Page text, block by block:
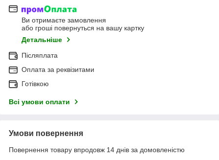
Ви отримаєте замовлення
або гроші повернуться на вашу картку
Детальніше
Післяплата
Оплата за реквізитами
Готівкою
Всі умови оплати
Умови повернення
Повернення товару впродовж 14 днів за домовленістю